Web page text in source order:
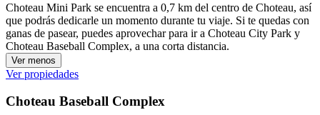
Choteau Mini Park se encuentra a 0,7 km del centro de Choteau, así
que podrás dedicarle un momento durante tu viaje. Si te quedas con
ganas de pasear, puedes aprovechar para ir a Choteau City Park y
Choteau Baseball Complex, a una corta distancia.
Ver menos
Ver propiedades
Choteau Baseball Complex